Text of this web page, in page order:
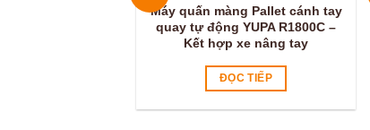
Máy quấn màng Pallet cánh tay
quay tự động YUPA R1800C –
Kết hợp xe nâng tay
ĐỌC TIẾP